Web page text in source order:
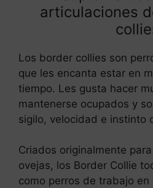
articulaciones
Los border collies son
que les encanta estar en
tiempo. Les gusta hacer
mantenerse ocupados y
sigilo, velocidad e instinto
Criados originalmente
ovejas, los Border Collie
como perros de trabajo en